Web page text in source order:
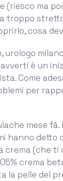
(riesco ma
troppo
cosa
è un
Come
per
mese fã.
hanno detto
crema (che ti
crema
la pelle del